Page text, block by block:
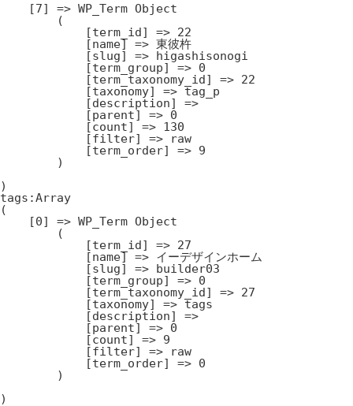
    [7] => WP_Term Object
        (
            [term_id] => 22
            [name] => 東彼杵
            [slug] => higashisonogi
            [term_group] => 0
            [term_taxonomy_id] => 22
            [taxonomy] => tag_p
            [description] =>
            [parent] => 0
            [count] => 130
            [filter] => raw
            [term_order] => 9
        )
)
tags:Array
(
    [0] => WP_Term Object
        (
            [term_id] => 27
            [name] => イーデザインホーム
            [slug] => builder03
            [term_group] => 0
            [term_taxonomy_id] => 27
            [taxonomy] => tags
            [description] =>
            [parent] => 0
            [count] => 9
            [filter] => raw
            [term_order] => 0
        )